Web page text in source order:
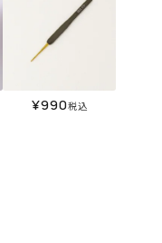
¥990税込